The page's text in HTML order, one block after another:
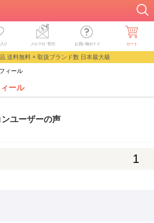
り メルマガ・割引 お買い物ガイド カート
送料無料 × 取扱ブランド数 日本最大級
ィール
ール
ユーザーの声
1